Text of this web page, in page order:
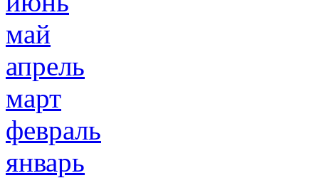
май
апрель
март
февраль
январь